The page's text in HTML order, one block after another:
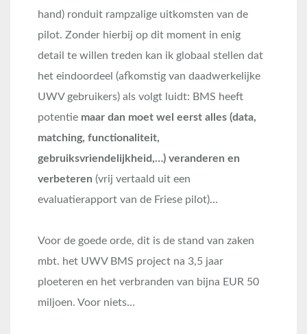
hand) ronduit rampzalige uitkomsten van de
pilot. Zonder hierbij op dit moment in enig
detail te willen treden kan ik globaal stellen dat
het eindoordeel (afkomstig van daadwerkelijke
UWV gebruikers) als volgt luidt: BMS heeft
potentie maar dan moet wel eerst alles (data,
matching, functionaliteit,
gebruiksvriendelijkheid,…) veranderen en
verbeteren (vrij vertaald uit een
evaluatierapport van de Friese pilot)…
Voor de goede orde, dit is de stand van zaken
mbt. het UWV BMS project na 3,5 jaar
ploeteren en het verbranden van bijna EUR 50
miljoen. Voor niets…